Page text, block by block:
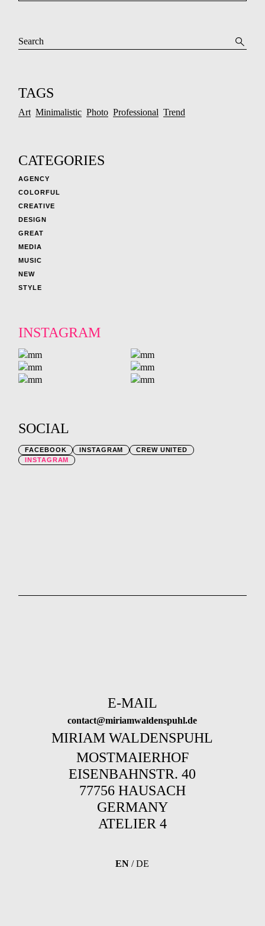
TAGS
Art Minimalistic Photo Professional Trend
CATEGORIES
AGENCY
COLORFUL
CREATIVE
DESIGN
GREAT
MEDIA
MUSIC
NEW
STYLE
INSTAGRAM
SOCIAL
FACEBOOK INSTAGRAM
CREW UNITED
INSTAGRAM
E-MAIL
contact@miriamwaldenspuhl.de
MIRIAM WALDENSPUHL
MOSTMAIERHOF
EISENBAHNSTR. 40
77756 HAUSACH
GERMANY
ATELIER 4
EN /DE